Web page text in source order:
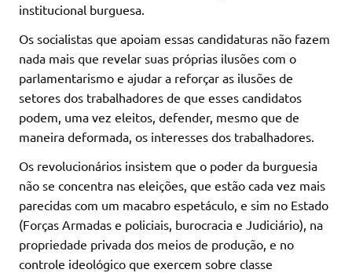
institucional burguesa.
Os socialistas que apoiam essas candidaturas não fazem
nada mais que revelar suas próprias ilusões com o
parlamentarismo e ajudar a reforçar as ilusões de
setores dos trabalhadores de que esses candidatos
podem, uma vez eleitos, defender, mesmo que de
maneira deformada, os interesses dos trabalhadores.
Os revolucionários insistem que o poder da burguesia
não se concentra nas eleições, que estão cada vez mais
parecidas com um macabro espetáculo, e sim no Estado
(Forças Armadas e policiais, burocracia e Judiciário), na
propriedade privada dos meios de produção, e no
controle ideológico que exercem sobre classe